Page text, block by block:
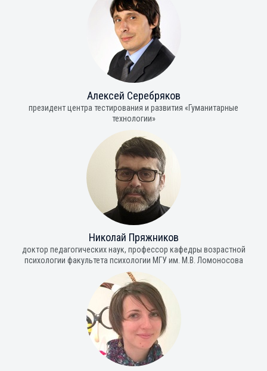
Алексей Серебряков
президент центра тестирования и развития «Гуманитарные
технологии»
Николай Пряжников
доктор педагогических наук, профессор кафедры возрастной
психологии факультета психологии МГУ им. М.В. Ломоносова